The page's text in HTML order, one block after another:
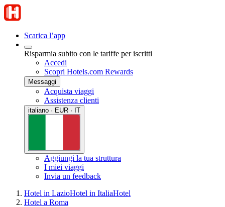
Scarica l’app
Risparmia subito con le tariffe per iscritti
Accedi
Scopri Hotels.com Rewards
Messaggi
Acquista viaggi
Assistenza clienti
italiano · EUR · IT
Aggiungi la tua struttura
I miei viaggi
Invia un feedback
Hotel in LazioHotel in ItaliaHotel
Hotel a Roma